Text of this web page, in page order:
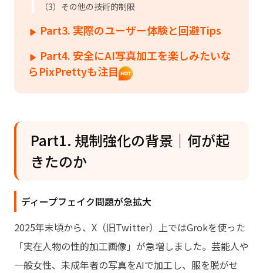
（3）その他の技術的制限
Part3. 実際のユーザー体験と回避Tips
Part4. 安全にAI写真加工を楽しみたいな
らPixPrettyも注目
Part1. 規制強化の背景｜何が起
きたのか
ディープフェイク問題が急拡大
2025年末頃から、X（旧Twitter）上ではGrokを使った
「実在人物の性的加工画像」が急増しました。芸能人や
一般女性、未成年者の写真をAIで加工し、服を脱がせ